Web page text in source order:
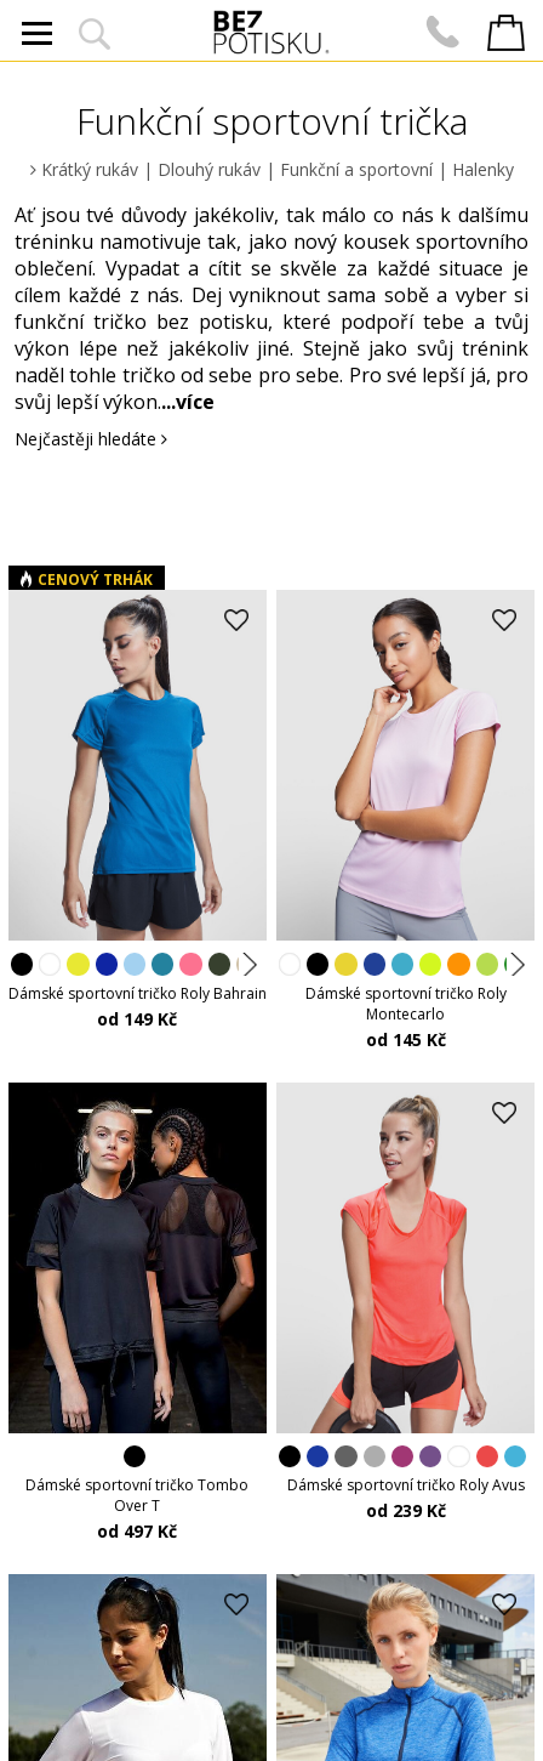
Funkční sportovní trička
Krátký rukáv| Dlouhý rukáv| Funkční a sportovní| Halenky
Ať jsou tvé důvody jakékoliv, tak málo co nás k dalšímu
tréninku namotivuje tak, jako nový kousek sportovního
oblečení. Vypadat a cítit se skvěle za každé situace je
cílem každé z nás. Dej vyniknout sama sobě a vyber si
funkční tričko bez potisku, které podpoří tebe a tvůj
výkon lépe než jakékoliv jiné. Stejně jako svůj trénink
naděl tohle tričko od sebe pro sebe. Pro své lepší já, pro
svůj lepší výkon....více
Nejčastěji hledáte
CENOVÝ TRHÁK
Dámské sportovní tričko Roly Bahrain
od 149 Kč
Dámské sportovní tričko Roly
Montecarlo
od 145 Kč
Dámské sportovní tričko Tombo
Over T
od 497 Kč
Dámské sportovní tričko Roly Avus
od 239 Kč